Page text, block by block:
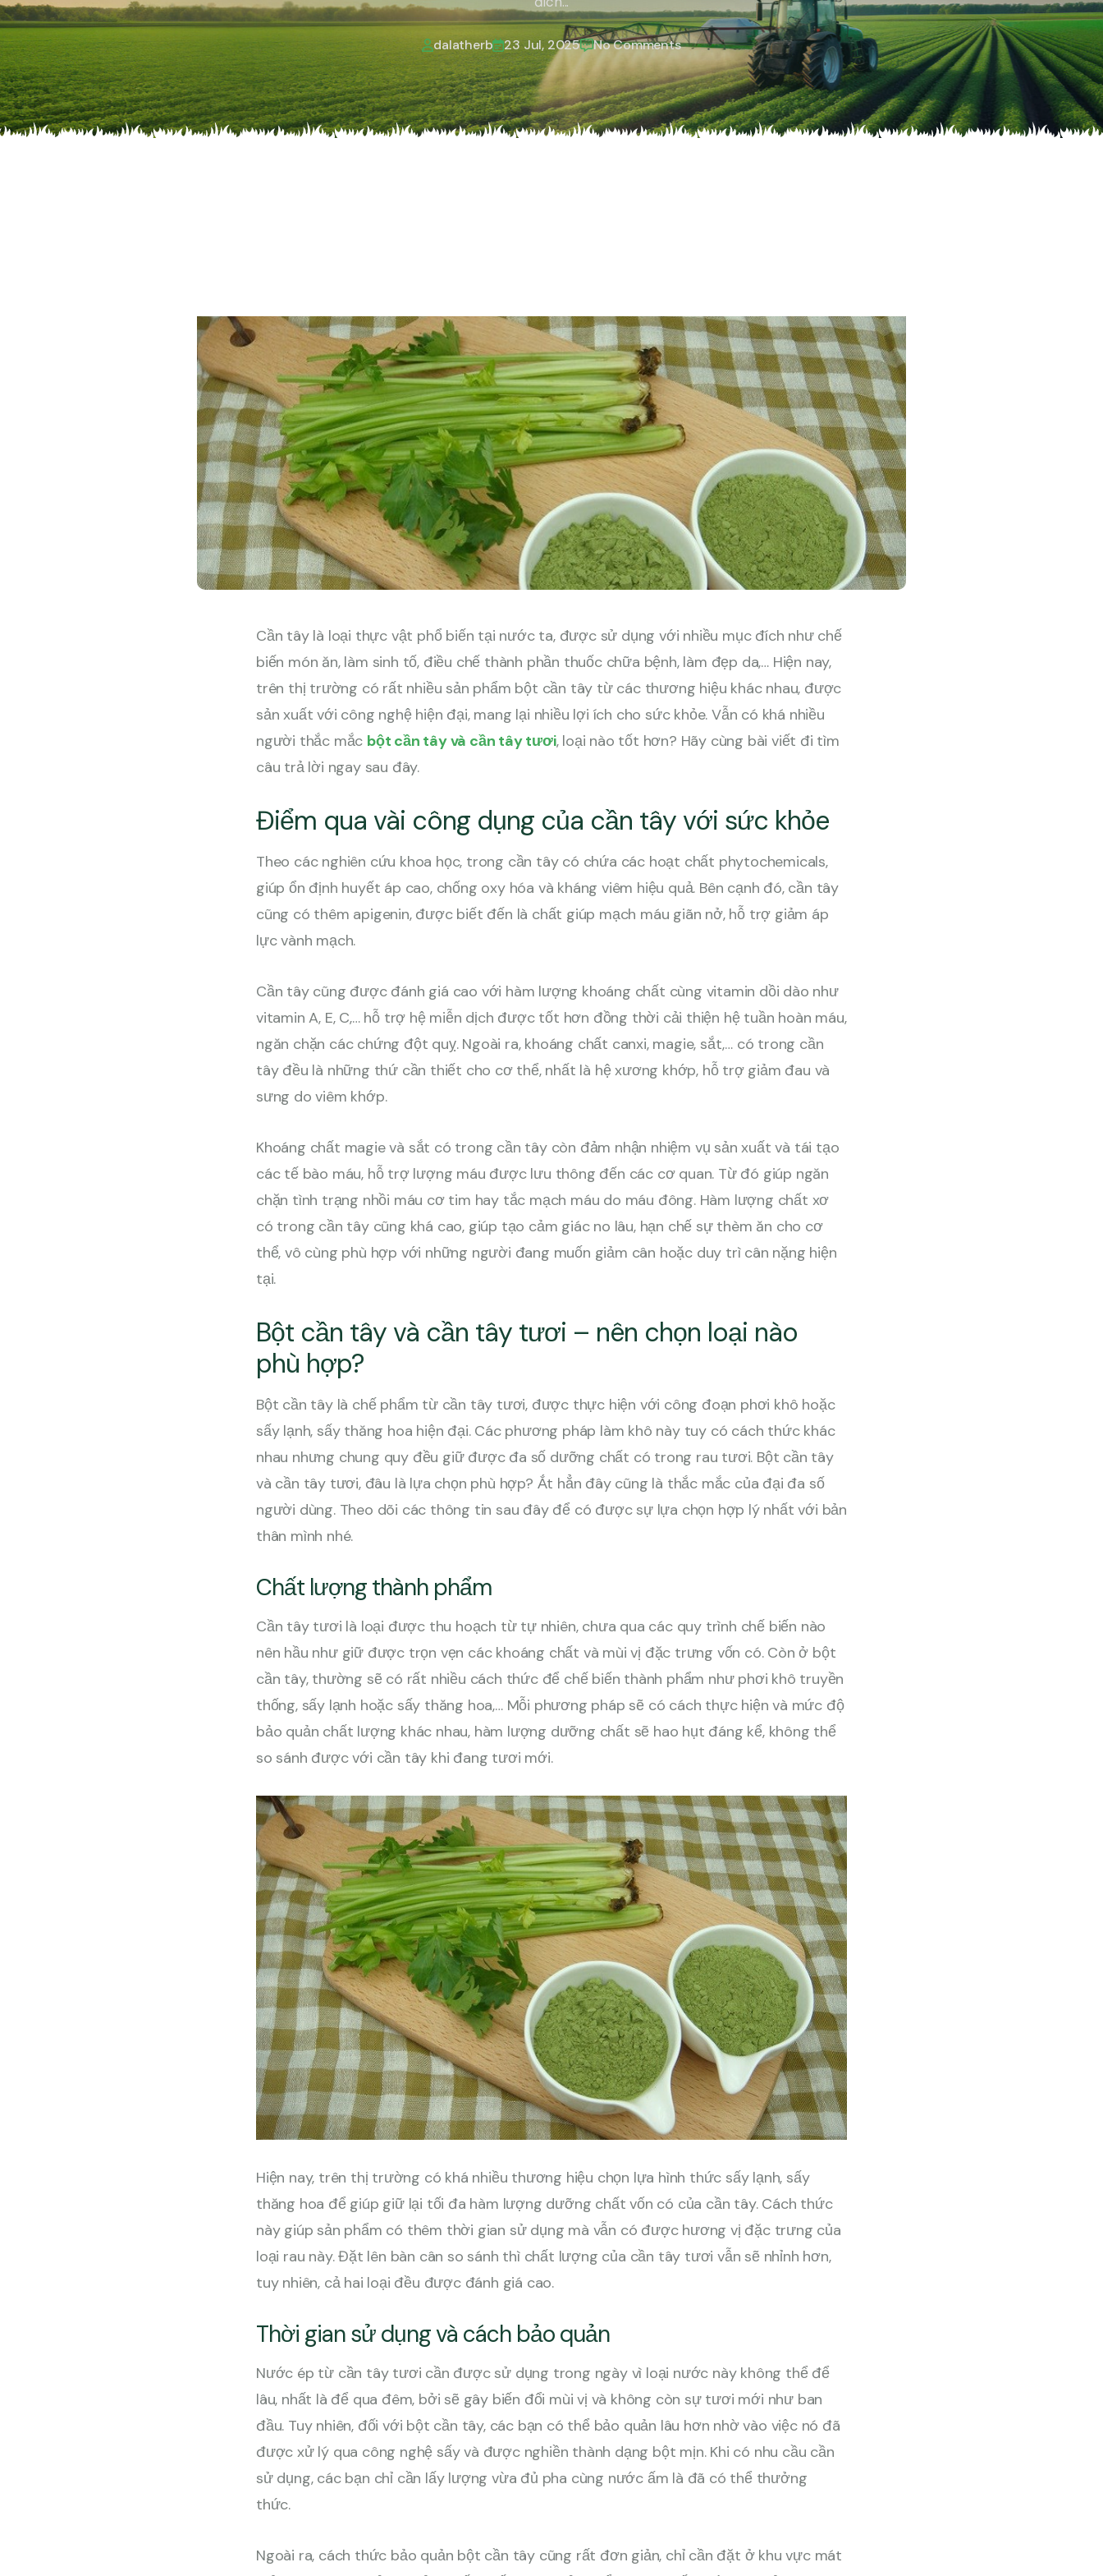
dalatherb 23 Jul, 2025 No Comments
Cần tây là loại thực vật phổ biến tại nước ta, được sử dụng với nhiều mục đích như chế
biến món ăn, làm sinh tố, điều chế thành phần thuốc chữa bệnh, làm đẹp da,… Hiện nay,
trên thị trường có rất nhiều sản phẩm bột cần tây từ các thương hiệu khác nhau, được
sản xuất với công nghệ hiện đại, mang lại nhiều lợi ích cho sức khỏe. Vẫn có khá nhiều
người thắc mắc bột cần tây và cần tây tươi, loại nào tốt hơn? Hãy cùng bài viết đi tìm
câu trả lời ngay sau đây.
Điểm qua vài công dụng của cần tây với sức khỏe
Theo các nghiên cứu khoa học, trong cần tây có chứa các hoạt chất phytochemicals,
giúp ổn định huyết áp cao, chống oxy hóa và kháng viêm hiệu quả. Bên cạnh đó, cần tây
cũng có thêm apigenin, được biết đến là chất giúp mạch máu giãn nở, hỗ trợ giảm áp
lực vành mạch.
Cần tây cũng được đánh giá cao với hàm lượng khoáng chất cùng vitamin dồi dào như
vitamin A, E, C,… hỗ trợ hệ miễn dịch được tốt hơn đồng thời cải thiện hệ tuần hoàn máu,
ngăn chặn các chứng đột quỵ. Ngoài ra, khoáng chất canxi, magie, sắt,… có trong cần
tây đều là những thứ cần thiết cho cơ thể, nhất là hệ xương khớp, hỗ trợ giảm đau và
sưng do viêm khớp.
Khoáng chất magie và sắt có trong cần tây còn đảm nhận nhiệm vụ sản xuất và tái tạo
các tế bào máu, hỗ trợ lượng máu được lưu thông đến các cơ quan. Từ đó giúp ngăn
chặn tình trạng nhồi máu cơ tim hay tắc mạch máu do máu đông. Hàm lượng chất xơ
có trong cần tây cũng khá cao, giúp tạo cảm giác no lâu, hạn chế sự thèm ăn cho cơ
thể, vô cùng phù hợp với những người đang muốn giảm cân hoặc duy trì cân nặng hiện
tại.
Bột cần tây và cần tây tươi – nên chọn loại nào
phù hợp?
Bột cần tây là chế phẩm từ cần tây tươi, được thực hiện với công đoạn phơi khô hoặc
sấy lạnh, sấy thăng hoa hiện đại. Các phương pháp làm khô này tuy có cách thức khác
nhau nhưng chung quy đều giữ được đa số dưỡng chất có trong rau tươi. Bột cần tây
và cần tây tươi, đâu là lựa chọn phù hợp? Ắt hẳn đây cũng là thắc mắc của đại đa số
người dùng. Theo dõi các thông tin sau đây để có được sự lựa chọn hợp lý nhất với bản
thân mình nhé.
Chất lượng thành phẩm
Cần tây tươi là loại được thu hoạch từ tự nhiên, chưa qua các quy trình chế biến nào
nên hầu như giữ được trọn vẹn các khoáng chất và mùi vị đặc trưng vốn có. Còn ở bột
cần tây, thường sẽ có rất nhiều cách thức để chế biến thành phẩm như phơi khô truyền
thống, sấy lạnh hoặc sấy thăng hoa,… Mỗi phương pháp sẽ có cách thực hiện và mức độ
bảo quản chất lượng khác nhau, hàm lượng dưỡng chất sẽ hao hụt đáng kể, không thể
so sánh được với cần tây khi đang tươi mới.
Hiện nay, trên thị trường có khá nhiều thương hiệu chọn lựa hình thức sấy lạnh, sấy
thăng hoa để giúp giữ lại tối đa hàm lượng dưỡng chất vốn có của cần tây. Cách thức
này giúp sản phẩm có thêm thời gian sử dụng mà vẫn có được hương vị đặc trưng của
loại rau này. Đặt lên bàn cân so sánh thì chất lượng của cần tây tươi vẫn sẽ nhỉnh hơn,
tuy nhiên, cả hai loại đều được đánh giá cao.
Thời gian sử dụng và cách bảo quản
Nước ép từ cần tây tươi cần được sử dụng trong ngày vì loại nước này không thể để
lâu, nhất là để qua đêm, bởi sẽ gây biến đổi mùi vị và không còn sự tươi mới như ban
đầu. Tuy nhiên, đối với bột cần tây, các bạn có thể bảo quản lâu hơn nhờ vào việc nó đã
được xử lý qua công nghệ sấy và được nghiền thành dạng bột mịn. Khi có nhu cầu cần
sử dụng, các bạn chỉ cần lấy lượng vừa đủ pha cùng nước ấm là đã có thể thưởng
thức.
Ngoài ra, cách thức bảo quản bột cần tây cũng rất đơn giản, chỉ cần đặt ở khu vực mát